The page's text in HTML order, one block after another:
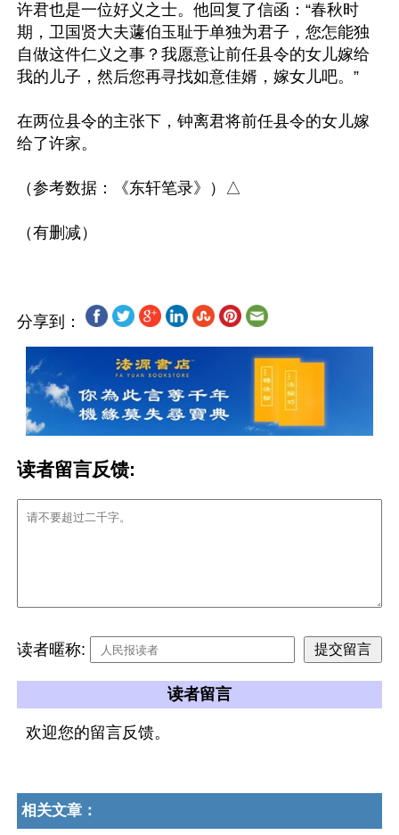
许君也是一位好义之士。他回复了信函：“春秋时
期，卫国贤大夫蘧伯玉耻于单独为君子，您怎能独
自做这件仁义之事？我愿意让前任县令的女儿嫁给
我的儿子，然后您再寻找如意佳婿，嫁女儿吧。”
在两位县令的主张下，钟离君将前任县令的女儿嫁
给了许家。
（参考数据：《东轩笔录》）△
分享到：
读者留言反馈:
读者暱称:
读者留言
欢迎您的留言反馈。
相关文章：